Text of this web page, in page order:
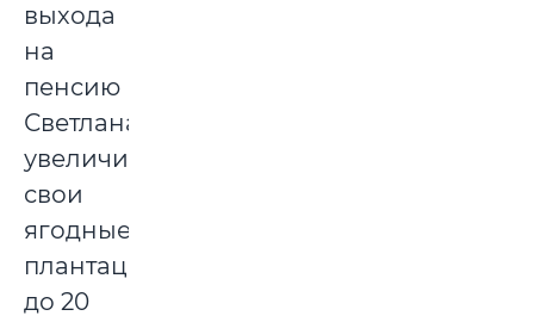
выхода
на
пенсию
Светлана
увеличила
свои
ягодные
плантации
до 20